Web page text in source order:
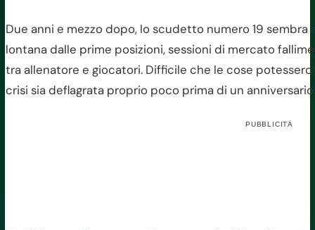
Due anni e mezzo dopo, lo scudetto numero 19
lontana dalle prime posizioni, sessioni di mercato
tra allenatore e giocatori. Difficile che le cose
crisi sia deflagrata proprio poco prima di un
PUBBLICITÀ